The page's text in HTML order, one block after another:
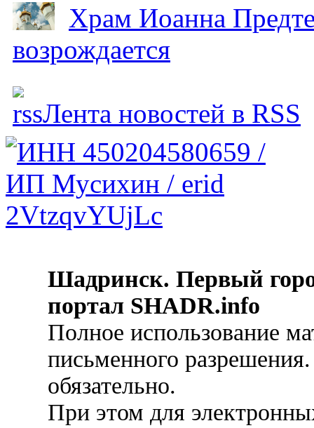
Храм Иоанна
возрождается
Лента новостей в RSS
Шадринск. Первый
портал SHADR.info
Полное использование
письменного
обязательно.
При этом для